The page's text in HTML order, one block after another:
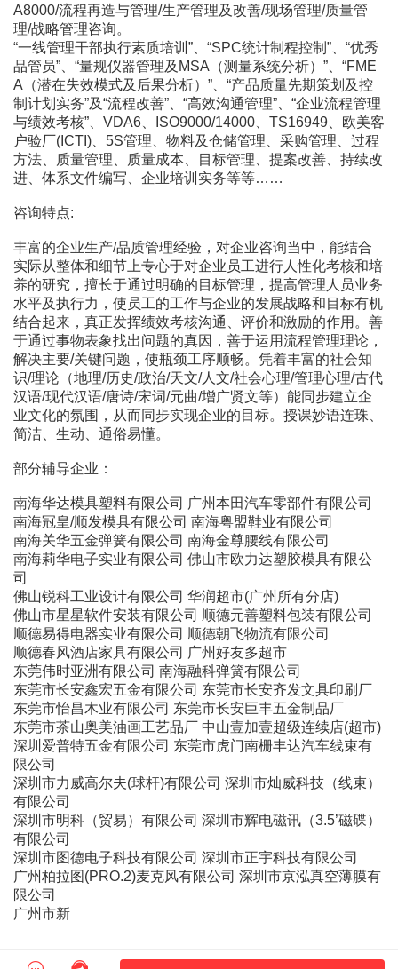
A8000/流程再造与管理/生产管理及改善/现场管理/质量管
理/战略管理咨询。
“一线管理干部执行素质培训”、“SPC统计制程控制”、“优秀
品管员”、“量规仪器管理及MSA（测量系统分析）”、“FME
A（潜在失效模式及后果分析）”、“产品质量先期策划及控
制计划实务”及“流程改善”、“高效沟通管理”、“企业流程管理
与绩效考核”、VDA6、ISO9000/14000、TS16949、欧美客
户验厂(ICTI)、5S管理、物料及仓储管理、采购管理、过程
方法、质量管理、质量成本、目标管理、提案改善、持续改
进、体系文件编写、企业培训实务等等……
咨询特点:
丰富的企业生产/品质管理经验，对企业咨询当中，能结合
实际从整体和细节上专心于对企业员工进行人性化考核和培
养的研究，擅长于通过明确的目标管理，提高管理人员业务
水平及执行力，使员工的工作与企业的发展战略和目标有机
结合起来，真正发挥绩效考核沟通、评价和激励的作用。善
于通过事物表象找出问题的真因，善于运用流程管理理论，
解决主要/关键问题，使瓶颈工序顺畅。凭着丰富的社会知
识/理论（地理/历史/政治/天文/人文/社会心理/管理心理/古代
汉语/现代汉语/唐诗/宋词/元曲/增广贤文等）能同步建立企
业文化的氛围，从而同步实现企业的目标。授课妙语连珠、
简洁、生动、通俗易懂。
部分辅导企业：
南海华达模具塑料有限公司 广州本田汽车零部件有限公司
南海冠皇/顺发模具有限公司 南海粤盟鞋业有限公司
南海关华五金弹簧有限公司 南海金尊腰线有限公司
南海莉华电子实业有限公司 佛山市欧力达塑胶模具有限公
司
佛山锐科工业设计有限公司 华润超市(广州所有分店)
佛山市星星软件安装有限公司 顺德元善塑料包装有限公司
顺德易得电器实业有限公司 顺德朝飞物流有限公司
顺德春风酒店家具有限公司 广州好友多超市
东莞伟时亚洲有限公司 南海融科弹簧有限公司
东莞市长安鑫宏五金有限公司 东莞市长安齐发文具印刷厂
东莞市怡昌木业有限公司 东莞市长安巨丰五金制品厂
东莞市茶山奥美油画工艺品厂 中山壹加壹超级连续店(超市)
深圳爱普特五金有限公司 东莞市虎门南栅丰达汽车线束有
限公司
深圳市力威高尔夫(球杆)有限公司 深圳市灿威科技（线束）
有限公司
深圳市明科（贸易）有限公司 深圳市辉电磁讯（3.5’磁碟）
有限公司
深圳市图德电子科技有限公司 深圳市正宇科技有限公司
广州柏拉图(PRO.2)麦克风有限公司 深圳市京泓真空薄膜有
限公司
广州市新